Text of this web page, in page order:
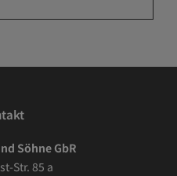
Söhne GbR
Str. 85 a